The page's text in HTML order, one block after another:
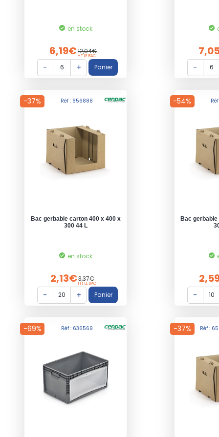
en stock
6,19€12,04€
HT LE BAC
-37% Réf : 656888
Bac gerbable carton 400 x 400 x
300 44 L
en stock
2,13€3,37€
HT LE BAC
-54%
Bac
-69% Réf : 636569 -37% Réf :